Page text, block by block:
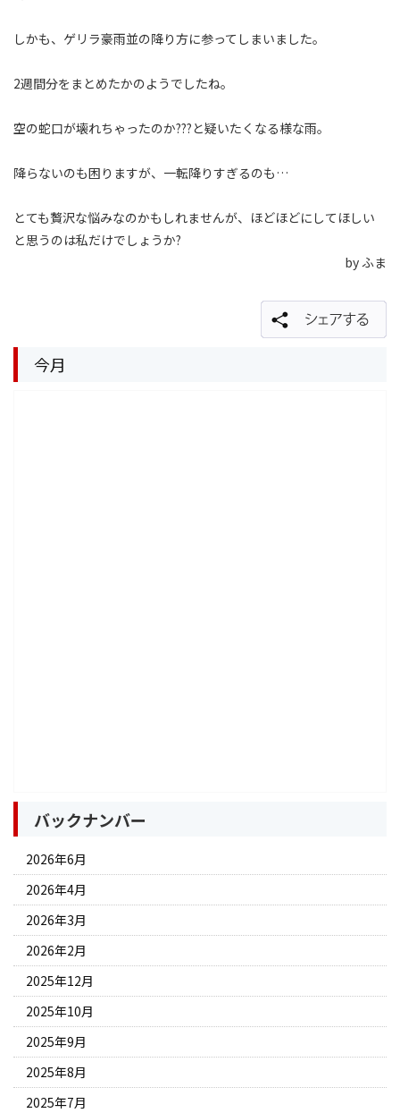
しかも、ゲリラ豪雨並の降り方に参ってしまいました。
2週間分をまとめたかのようでしたね。
空の蛇口が壊れちゃったのか???と疑いたくなる様な雨。
降らないのも困りますが、一転降りすぎるのも…
とても贅沢な悩みなのかもしれませんが、ほどほどにしてほしい
と思うのは私だけでしょうか?
by ふま
今月
バックナンバー
2026年6月
2026年4月
2026年3月
2026年2月
2025年12月
2025年10月
2025年9月
2025年8月
2025年7月